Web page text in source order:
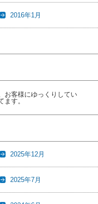
2016年1月
お客様にゆっくりしてい
す。
2025年12月
2025年7月